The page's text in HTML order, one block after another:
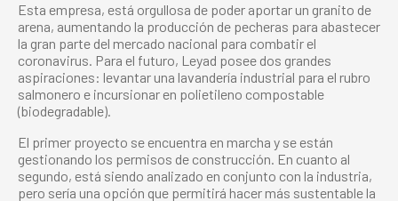
Esta empresa, está orgullosa de poder aportar un granito de
arena, aumentando la producción de pecheras para abastecer
la gran parte del mercado nacional para combatir el
coronavirus. Para el futuro, Leyad posee dos grandes
aspiraciones: levantar una lavandería industrial para el rubro
salmonero e incursionar en polietileno compostable
(biodegradable).
El primer proyecto se encuentra en marcha y se están
gestionando los permisos de construcción. En cuanto al
segundo, está siendo analizado en conjunto con la industria,
pero sería una opción que permitirá hacer más sustentable la